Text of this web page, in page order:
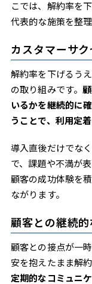
こでは、解約率を
代表的な施策を整理
カスタマーサ
解約率を下げるう
の取り組みです。
いるかを継続的に
うことで、利用定
導入直後だけでな
で、課題や不満が
顧客の成功体験を
ながります。
顧客との継続
顧客との接点が一
安を抱えたまま解
定期的なコミュニ